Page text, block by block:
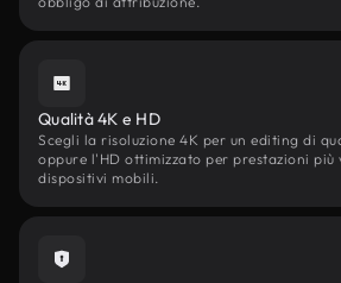
Qualità 4K e HD
Scegli la risoluzione 4K per un editing di
oppure l'HD ottimizzato per prestazioni più
dispositivi mobili.